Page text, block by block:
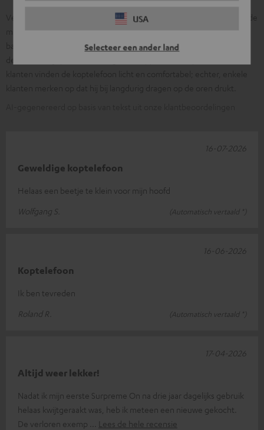
USA
Selecteer een ander land
Veel klanten prijzen het heldere, krachtige geluid met gebalanceerde
batterijduur, de hoogwaardige afwerking, het compacte opvouwen,
Geweldige koptelefoon
Helaas een beetje te klein voor mijn hoofd
Wolfgang S.
(Automatisch vertaald *)
16-07-2026
Koptelefoon
Ik ben tevreden
Roland R.
(Automatisch vertaald *)
16-06-2026
Altijd weer lekker!
Nadat ik mijn eerste Surpreme On na drie jaar dagelijks gebruik
helaas kwijtgeraakt was, heb ik meteen een nieuwe gekocht.
De verloren exemp
Lees de hele recensie
17-04-2026